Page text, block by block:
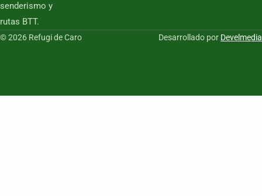
senderismo y
rutas BTT.
© 2026 Refugi de Caro Desarrollado por Develmedia